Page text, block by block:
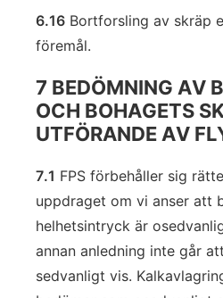
6.16 Bortforsling av skräp
föremål.
7 BEDÖMNING AV
OCH BOHAGETS
UTFÖRANDE AV
7.1 FPS förbehåller sig
uppdraget om vi anser att
helhetsintryck är
annan anledning inte går
sedvanligt vis.